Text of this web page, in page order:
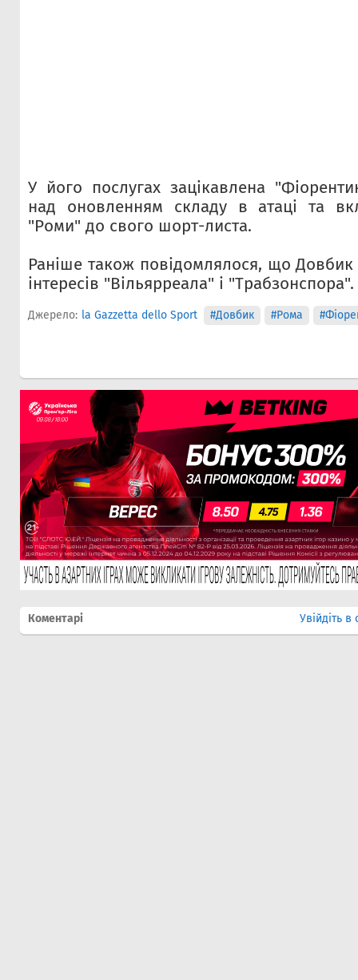
У його послугах зацікавлена
над оновленням складу в атаці та
"Роми" до свого шорт-листа.
Раніше також повідомлялося, що Довбик
інтересів "Вільярреала" і "Трабзонспора".
Джерело: la Gazzetta dello Sport #Довбик #Рома
Коментарі Увійдіть в